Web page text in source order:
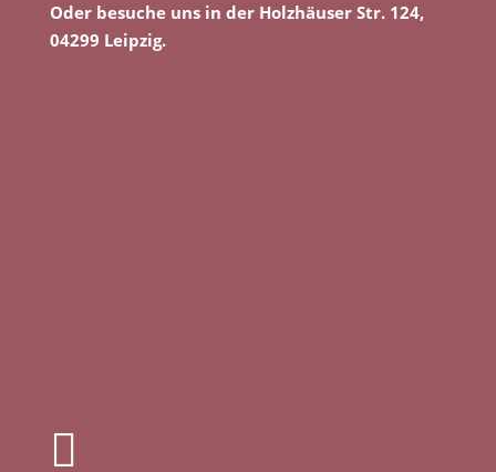
Oder besuche uns in der Holzhäuser Str. 124,
04299 Leipzig.
